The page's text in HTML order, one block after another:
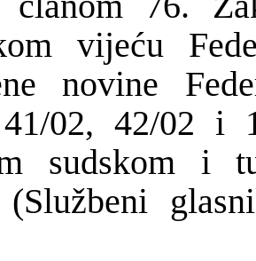
vijeću
novine
02, 42/02 i
sudskom i
(Službeni